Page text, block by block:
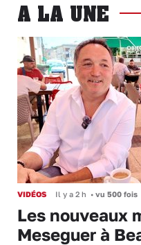
A LA UNE
VIDÉOS Il y a 2 h • vu 500 fois
Les nouveaux
Meseguer à